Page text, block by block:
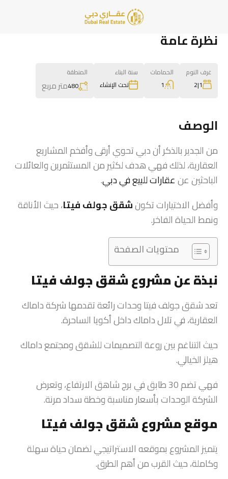
نظرة عامة
غرف النوم
1|2
الحمامات
1
سنة البناء
تحت الإنشاء
المنطقة
480متر مربع
الوصف
من الجدير بالذكر أن دبي تحوي أرقى وأفخم المشاريع
العقارية، لذلك فهي هدف لكثير من المستثمرين والعائلات
الباحثين عنعقارات للبيع في دبي.
وأفضل الاختيارات تكونشقق جولف فيتا، حيث الأناقة
ونمط الحياة الفاخر.
محتويات الصفحة
نبذة عن مشروع شقق جولف فيتا
تعد شقق جولف فيتا وحدات رائعة تقدمها شركة داماك
العقارية، في تلال داماك داخل أكويا الساحرة.
حيث التناغم بين روعة التصميمات للشقق ومجتمع داماك
هيلز الخيالي.
فهي تضم 30 طابق في برج شاهق الارتفاع، وتعرض
الشركة الوحدات بأسعار مناسبة وخطة سداد مرنة.
موقع مشروع شقق جولف فيتا
يتميز المشروع بموقعه الاستراتيجي لضمان حياة سهلة
وكاملة، حيث القرب من أهم الطرق.